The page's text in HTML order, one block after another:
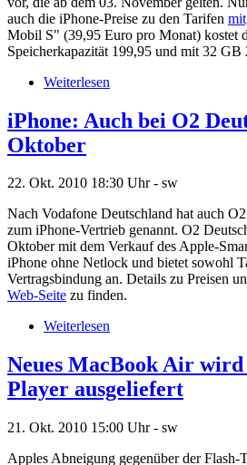
auch die iPhone-Preise zu den Tarifen
Mobil S" (39,95 Euro pro Monat) kostet
Speicherkapazität 199,95 und mit 32 GB
Weiterlesen
iPhone: Auch bei O2
Oktober
22. Okt. 2010 18:30 Uhr - sw
Nach Vodafone Deutschland hat auch
zum iPhone-Vertrieb genannt. O2
Oktober mit dem Verkauf des Apple-
iPhone ohne Netlock und bietet sowohl
Vertragsbindung an. Details zu Preisen
Web-Seite zu finden.
Weiterlesen
Neues MacBook Air wird
Player ausgeliefert
21. Okt. 2010 15:00 Uhr - sw
Apples Abneigung gegenüber der